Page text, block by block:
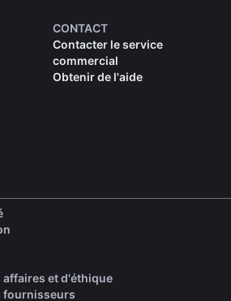
CONTACT
Contacter le service
commercial
Obtenir de l'aide
affaires et d'éthique(opens in a new tab)
fournisseurs